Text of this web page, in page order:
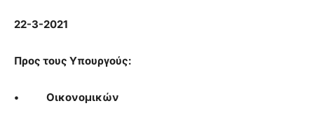
22-3-2021
Προς τους Υπουργούς:
• Οικονομικών